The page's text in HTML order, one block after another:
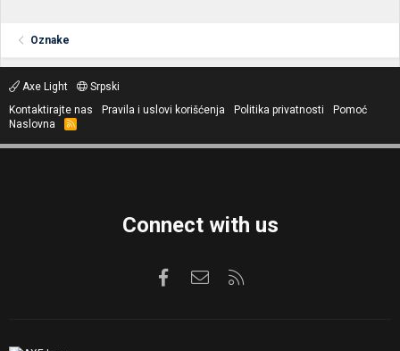
Oznake
Axe Light
Srpski
Kontaktirajte nas
Pravila i uslovi korišćenja Politika privatnosti
Pomoć
Naslovna
R
S
Connect with us
FacebookKontaktirajte nas